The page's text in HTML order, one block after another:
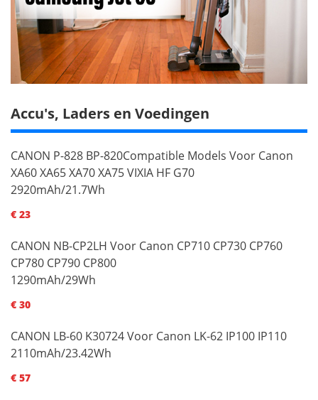
Accu's, Laders en Voedingen
CANON P-828 BP-820Compatible Models Voor Canon
XA60 XA65 XA70 XA75 VIXIA HF G70
2920mAh/21.7Wh
€ 23
CANON NB-CP2LH Voor Canon CP710 CP730 CP760
CP780 CP790 CP800
1290mAh/29Wh
€ 30
CANON LB-60 K30724 Voor Canon LK-62 IP100 IP110
2110mAh/23.42Wh
€ 57